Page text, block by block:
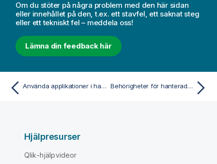
Om du stöter på några problem med den här sidan
eller innehållet på den, t.ex. ett stavfel, ett saknat steg
eller ett tekniskt fel – meddela oss!
Lämna din feedback här
Använda applikationer i hanterade utrymmen Behörigheter för hanterade utrymmen för professionella och kapacitetsbaserade prenumerationsanvändare
Hjälpresurser
Qlik-hjälpvideor